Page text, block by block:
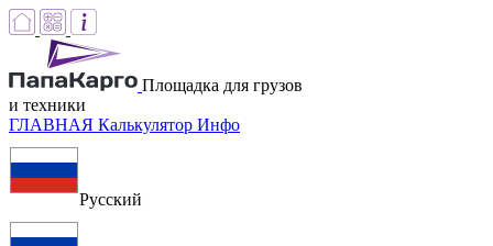
Площадка для грузов
и техники
ГЛАВНАЯ Калькулятор Инфо
Русский